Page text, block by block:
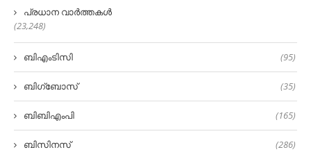
പ്രധാന വാർത്തകൾ
(23,248)
ബിഎംടിസി (95)
ബിഗ്‌ബോസ് (35)
ബിബിഎംപി (165)
ബിസിനസ് (286)